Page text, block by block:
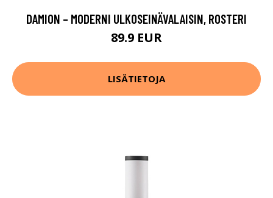
DAMION – MODERNI ULKOSEINÄVALAISIN, ROSTERI
89.9 EUR
LISÄTIETOJA